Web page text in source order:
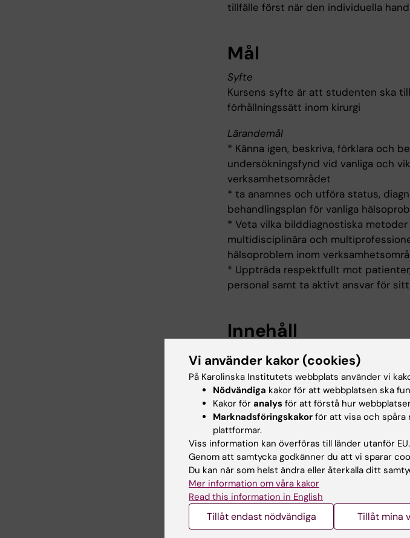
tillfälle först när den individuella
Mål
Syfte
Kursens syfte är att studenten ska
förhållningssätt inom kirurgi
Lärandemål
* Känna igen, beskriva, förklara och
undersökningsfynd vid vanliga och
verksamhetsområdet
* ta anamnes och utföra status,
behandlingsplan för vanliga
* Veta vilka bilddiagnostiska
multidisciplinära och
hälsoproblem inom
* Uppträda respektfullt mot
personal samt ta aktivt ansvar för
Innehåll
Fokus ligger på den kliniska
handledning och med individuell
vidareutvecklas. Studenten får ett
verksamhetsförlagd utbildning (VFU)
kirurgiska specialiteterna allmän
eller en kombination av dessa
timmars tjänstgöring per vecka, inom
litteraturstudier.
Arbetsformer
Huvudsakligen VFU med personlig
Vi använder kakor (cookies)
På Karolinska Institutets webbplats använder vi
Nödvändiga kakor för att webbplatsen ska
Kakor för analys för att förstå hur
Marknadsföringskakor för att visa och spåra
plattformar.
Viss information kan överföras till länder utanför EU.
Genom att samtycka godkänner du att vi sparar
Du kan när som helst ändra eller återkalla ditt
Mer information om våra kakor
Read this information in English
Tillåt endast nödvändiga Tillåt mina